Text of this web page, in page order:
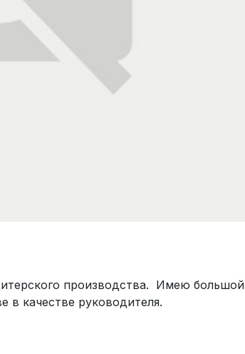
производства. Имею большой
в качестве руководителя.